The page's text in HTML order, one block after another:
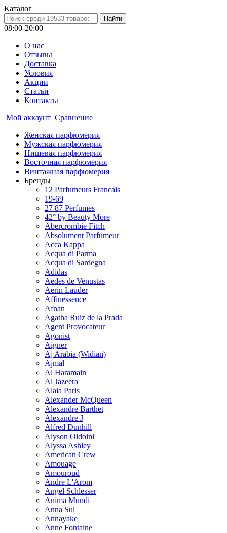
Каталог
08:00-20:00
О нас
Отзывы
Доставка
Условия
Aкции
Статьи
Контакты
Мой аккаунт Сравнение
Женская парфюмерия
Мужская парфюмерия
Нишевая парфюмерия
Восточная парфюмерия
Винтажная парфюмерия
Бренды
12 Parfumeurs Francais
19-69
27 87 Perfumes
42° by Beauty More
Abercrombie Fitch
Absolument Parfumeur
Acca Kappa
Acqua di Parma
Acqua di Sardegna
Adidas
Aedes de Venustas
Aerin Lauder
Affinessence
Afnan
Agatha Ruiz de la Prada
Agent Provocateur
Agonist
Aigner
Aj Arabia (Widian)
Ajmal
Al Haramain
Al Jazeera
Alaia Paris
Alexander McQueen
Alexandre Barthet
Alexandre J
Alfred Dunhill
Alyson Oldoini
Alyssa Ashley
American Crew
Amouage
Amouroud
Andre L'Arom
Angel Schlesser
Anima Mundi
Anna Sui
Annayake
Anne Fontaine